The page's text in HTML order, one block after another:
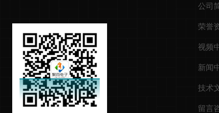
公司
荣誉
视频
新闻
技术
留言